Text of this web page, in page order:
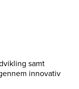
samt
innovativ